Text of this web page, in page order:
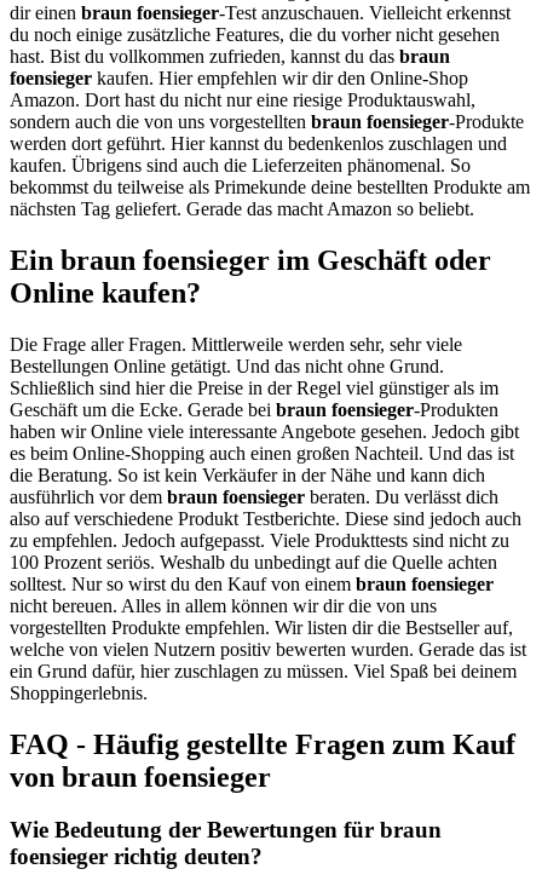
dir einen braun foensieger-Test anzuschauen. Vielleicht erkennst
du noch einige zusätzliche Features, die du vorher nicht gesehen
hast. Bist du vollkommen zufrieden, kannst du das braun
foensieger kaufen. Hier empfehlen wir dir den Online-Shop
Amazon. Dort hast du nicht nur eine riesige Produktauswahl,
sondern auch die von uns vorgestellten braun foensieger-Produkte
werden dort geführt. Hier kannst du bedenkenlos zuschlagen und
kaufen. Übrigens sind auch die Lieferzeiten phänomenal. So
bekommst du teilweise als Primekunde deine bestellten Produkte am
nächsten Tag geliefert. Gerade das macht Amazon so beliebt.
Ein braun foensieger im Geschäft oder
Online kaufen?
Die Frage aller Fragen. Mittlerweile werden sehr, sehr viele
Bestellungen Online getätigt. Und das nicht ohne Grund.
Schließlich sind hier die Preise in der Regel viel günstiger als im
Geschäft um die Ecke. Gerade bei braun foensieger-Produkten
haben wir Online viele interessante Angebote gesehen. Jedoch gibt
es beim Online-Shopping auch einen großen Nachteil. Und das ist
die Beratung. So ist kein Verkäufer in der Nähe und kann dich
ausführlich vor dem braun foensieger beraten. Du verlässt dich
also auf verschiedene Produkt Testberichte. Diese sind jedoch auch
zu empfehlen. Jedoch aufgepasst. Viele Produkttests sind nicht zu
100 Prozent seriös. Weshalb du unbedingt auf die Quelle achten
solltest. Nur so wirst du den Kauf von einem braun foensieger
nicht bereuen. Alles in allem können wir dir die von uns
vorgestellten Produkte empfehlen. Wir listen dir die Bestseller auf,
welche von vielen Nutzern positiv bewerten wurden. Gerade das ist
ein Grund dafür, hier zuschlagen zu müssen. Viel Spaß bei deinem
Shoppingerlebnis.
FAQ - Häufig gestellte Fragen zum Kauf
von braun foensieger
Wie Bedeutung der Bewertungen für braun
foensieger richtig deuten?